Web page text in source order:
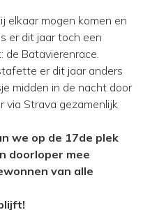
elkaar mogen komen en
er dit jaar toch een
Batavierenrace.
er dit jaar anders
midden in de nacht door
via Strava gezamenlijk
we op de 17de plek
doorloper mee
van alle